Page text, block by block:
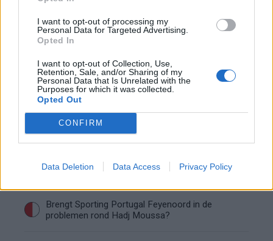
I want to opt-out of processing my
Personal Data for Targeted Advertising.
Opted In
I want to opt-out of Collection, Use,
Retention, Sale, and/or Sharing of my
Personal Data that Is Unrelated with the
Purposes for which it was collected.
Opted Out
CONFIRM
Data Deletion Data Access Privacy Policy
Feyenoord incasseert miljoenen: transfer Leo
Sauer naar Stuttgart bijna rond
Feyenoord zet deur open voor miljoenen: Ueda
en Hadj Moussa mogen vertrekken
Feyenoord sluit voorbereiding bijna af: dit staat
er nog op het programma
Shaqueel van Persie ontkracht geruchten over
keuze voor Marokko
Brengt Sporting Portugal Feyenoord in de
problemen rond Hadj Moussa?